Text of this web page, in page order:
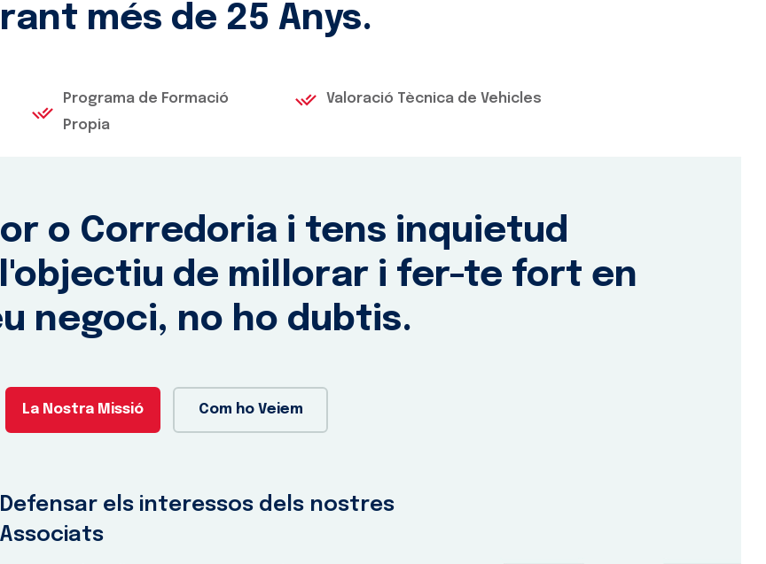
més de 25 Anys.
Programa de Formació
Propia
Valoració Tècnica de Vehicles
o Corredoria i tens inquietud
de millorar i fer-te fort en
negoci, no ho dubtis.
La Nostra Missió Com ho Veiem
Defensar els interessos dels nostres
Associats